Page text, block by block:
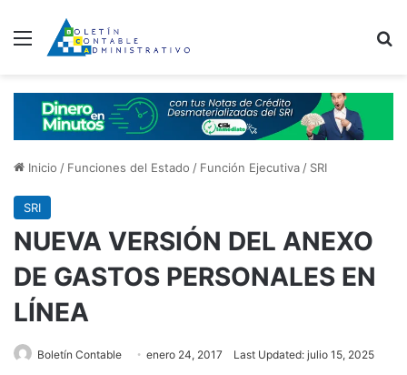
Menú
Inicio / Funciones del Estado / Función Ejecutiva / SRI
SRI
NUEVA VERSIÓN DEL ANEXO
DE GASTOS PERSONALES EN
LÍNEA
Boletín Contable enero 24, 2017 Last Updated: julio 15, 2025